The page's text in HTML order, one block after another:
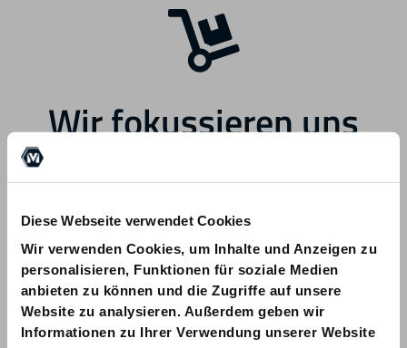
Diese Webseite verwendet Cookies
Wir verwenden Cookies, um Inhalte und Anzeigen zu
personalisieren, Funktionen für soziale Medien
anbieten zu können und die Zugriffe auf unsere
Website zu analysieren. Außerdem geben wir
Informationen zu Ihrer Verwendung unserer Website
Wir fokussieren uns
zukünftig auf andere
Bereiche.